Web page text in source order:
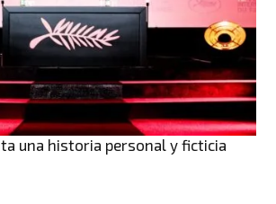
una historia personal y ficticia